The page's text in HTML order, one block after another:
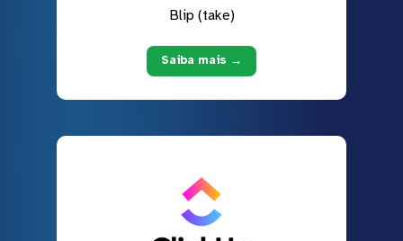
Blip (take)
Saiba mais →